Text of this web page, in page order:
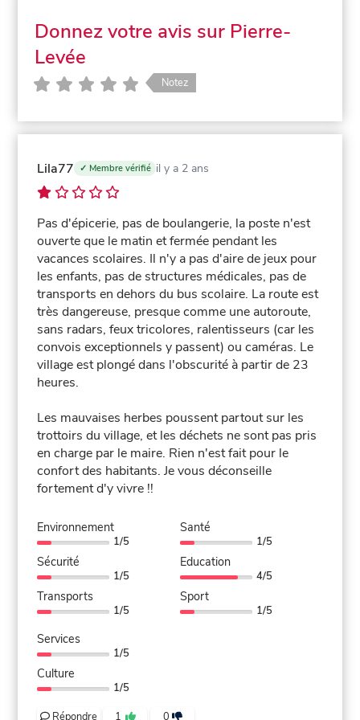
Donnez votre avis sur Pierre-
Levée
Notez
Lila77 ✓ Membre vérifié il y a 2 ans
Pas d'épicerie, pas de boulangerie, la poste n'est
ouverte que le matin et fermée pendant les
vacances scolaires. Il n'y a pas d'aire de jeux pour
les enfants, pas de structures médicales, pas de
transports en dehors du bus scolaire. La route est
très dangereuse, presque comme une autoroute,
sans radars, feux tricolores, ralentisseurs (car les
convois exceptionnels y passent) ou caméras. Le
village est plongé dans l'obscurité à partir de 23
heures.
Les mauvaises herbes poussent partout sur les
trottoirs du village, et les déchets ne sont pas pris
en charge par le maire. Rien n'est fait pour le
confort des habitants. Je vous déconseille
fortement d'y vivre !!
Environnement
1/5
Sécurité
1/5
Transports
1/5
Santé
1/5
Education
4/5
Sport
1/5
Services
1/5
Culture
1/5
Répondre 1 0